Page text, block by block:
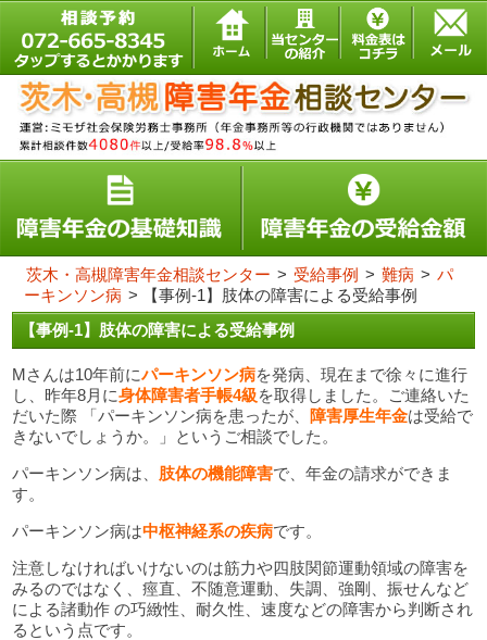
茨木・高槻障害年金相談センター > 受給事例 > 難病 > パ
ーキンソン病 >
【事例-1】肢体の障害による受給事例
【事例-1】肢体の障害による受給事例
Mさんは10年前にパーキンソン病を発病、現在まで徐々に進行
し、昨年8月に身体障害者手帳4級を取得しました。ご連絡いた
だいた際 「パーキンソン病を患ったが、
障害厚生年金は受給で
きないでしょうか。」というご相談でした。
パーキンソン病は、 肢体の機能障害で、年金の請求ができま
す。
パーキンソン病は中枢神経系の疾病です。
注意しなければいけないのは筋力や四肢関節運動領域の障害を
みるのではなく、痙直、不随意運動、失調、強剛、振せんなど
による諸動作 の巧緻性、耐久性、速度などの障害から判断され
るという点です。